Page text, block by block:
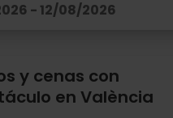
- 12/08/2026
y cenas con
en València